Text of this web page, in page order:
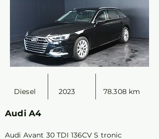
Diesel 2023 78.308 km
Audi A4
Audi Avant 30 TDI 136CV S tronic